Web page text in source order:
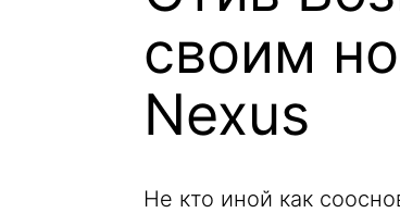
своим
Nexus
Не кто иной как